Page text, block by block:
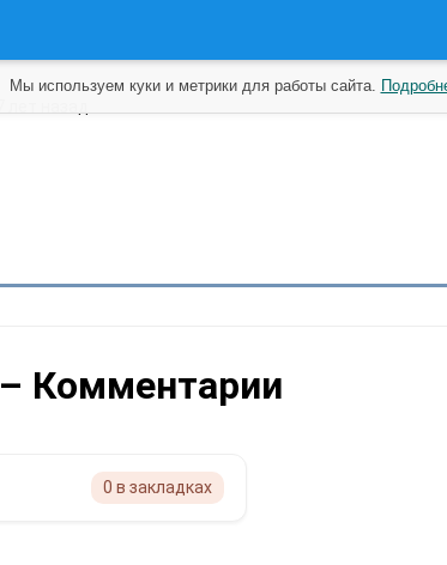
– Комментарии
0 в закладках
Мы используем куки и метрики для работы сайта.